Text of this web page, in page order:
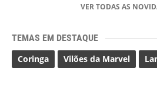
VER TODAS AS
TEMAS EM DESTAQUE
Coringa
Vilões da Marvel